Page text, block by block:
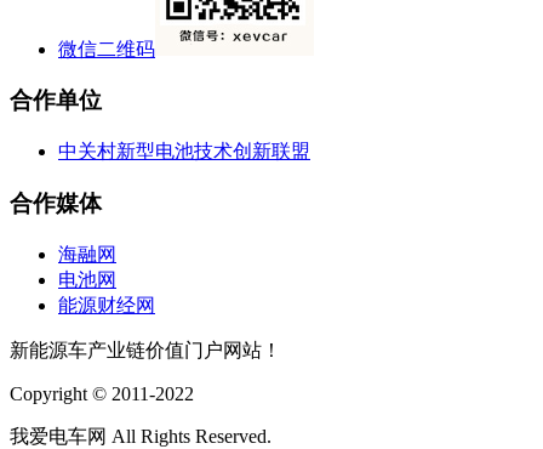
微信二维码
合作单位
中关村新型电池技术创新联盟
合作媒体
海融网
电池网
能源财经网
新能源车产业链价值门户网站！
Copyright © 2011-2022
我爱电车网 All Rights Reserved.